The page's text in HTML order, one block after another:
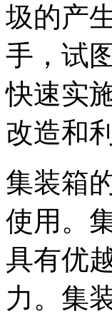
圾的产
手，试
快速实
改造和
集装箱
使用。
具有优
力。集